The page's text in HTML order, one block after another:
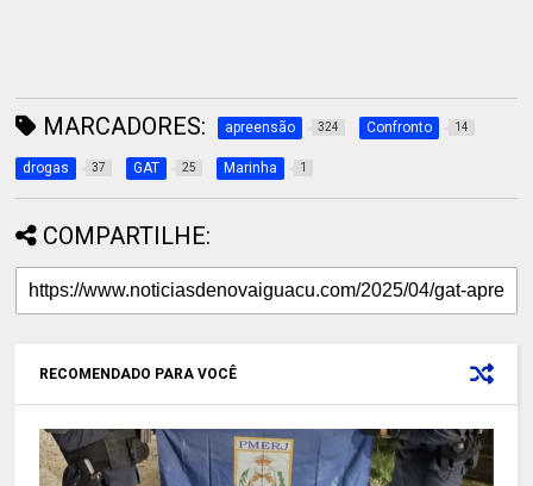
MARCADORES: apreensão 324 Confronto 14
drogas 37 GAT 25 Marinha 1
COMPARTILHE:
RECOMENDADO PARA VOCÊ